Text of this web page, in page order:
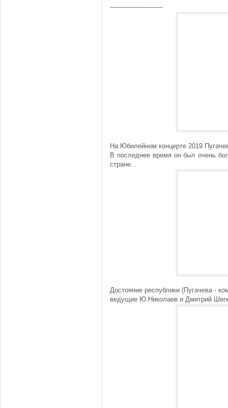
--------------------------
На Юбилейном концерте 2019
В последнее время он был очень
стране...
Достояние республики (Пугачева -
ведущие Ю.Николаев и Дмитрий